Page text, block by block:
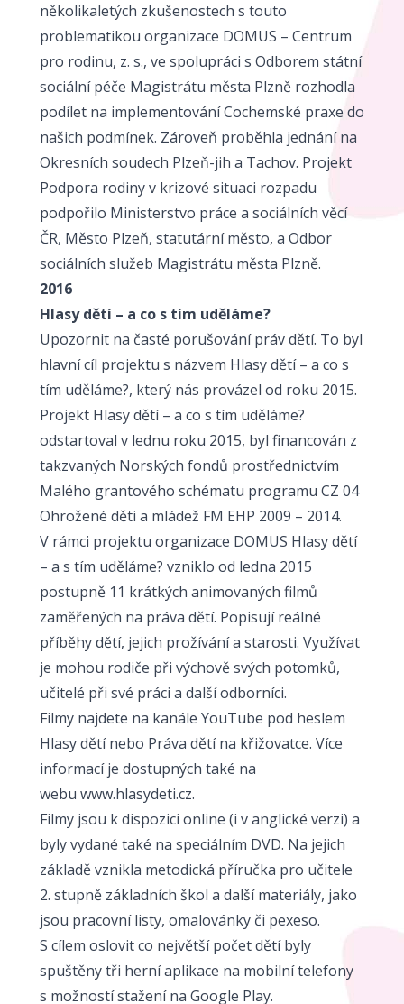
několikaletých zkušenostech s touto
problematikou organizace DOMUS – Centrum
pro rodinu, z. s., ve spolupráci s Odborem státní
sociální péče Magistrátu města Plzně rozhodla
podílet na implementování Cochemské praxe do
našich podmínek. Zároveň proběhla jednání na
Okresních soudech Plzeň-jih a Tachov. Projekt
Podpora rodiny v krizové situaci rozpadu
podpořilo Ministerstvo práce a sociálních věcí
ČR, Město Plzeň, statutární město, a Odbor
sociálních služeb Magistrátu města Plzně.
2016
Hlasy dětí – a co s tím uděláme?
Upozornit na časté porušování práv dětí. To byl
hlavní cíl projektu s názvem Hlasy dětí – a co s
tím uděláme?, který nás provázel od roku 2015.
Projekt Hlasy dětí – a co s tím uděláme?
odstartoval v lednu roku 2015, byl financován z
takzvaných Norských fondů prostřednictvím
Malého grantového schématu programu CZ 04
Ohrožené děti a mládež FM EHP 2009 – 2014.
V rámci projektu organizace DOMUS Hlasy dětí
– a s tím uděláme? vzniklo od ledna 2015
postupně 11 krátkých animovaných filmů
zaměřených na práva dětí. Popisují reálné
příběhy dětí, jejich prožívání a starosti. Využívat
je mohou rodiče při výchově svých potomků,
učitelé při své práci a další odborníci.
Filmy najdete na kanále YouTube pod heslem
Hlasy dětí nebo Práva dětí na křižovatce. Více
informací je dostupných také na
webu www.hlasydeti.cz.
Filmy jsou k dispozici online (i v anglické verzi) a
byly vydané také na speciálním DVD. Na jejich
základě vznikla metodická příručka pro učitele
2. stupně základních škol a další materiály, jako
jsou pracovní listy, omalovánky či pexeso.
S cílem oslovit co největší počet dětí byly
spuštěny tři herní aplikace na mobilní telefony
s možností stažení na Google Play.